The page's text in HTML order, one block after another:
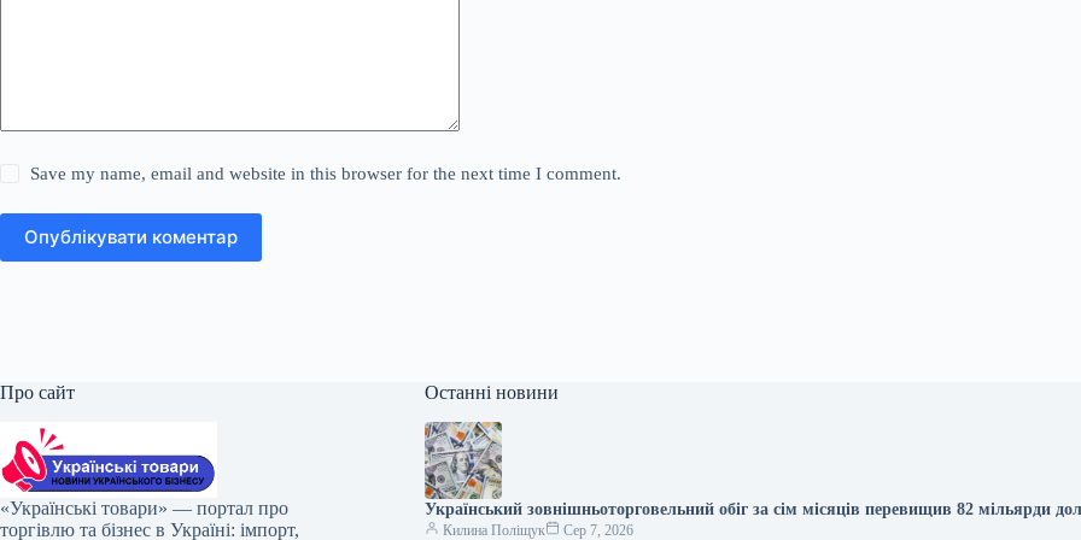
Save my name, email and website in this browser for the next time I comment.
Опублікувати коментар
Про сайт
«Українські товари» — портал про
торгівлю та бізнес в Україні: імпорт,
Останні новини
Український зовнішньоторговельний обіг за сім місяців перевищив 82 мільярди
Килина Поліщук Сер 7, 2026